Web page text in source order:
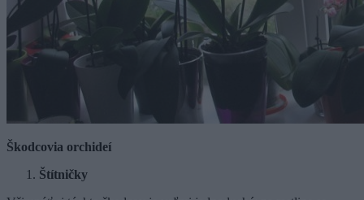
Škodcovia orchideí
Štítničky